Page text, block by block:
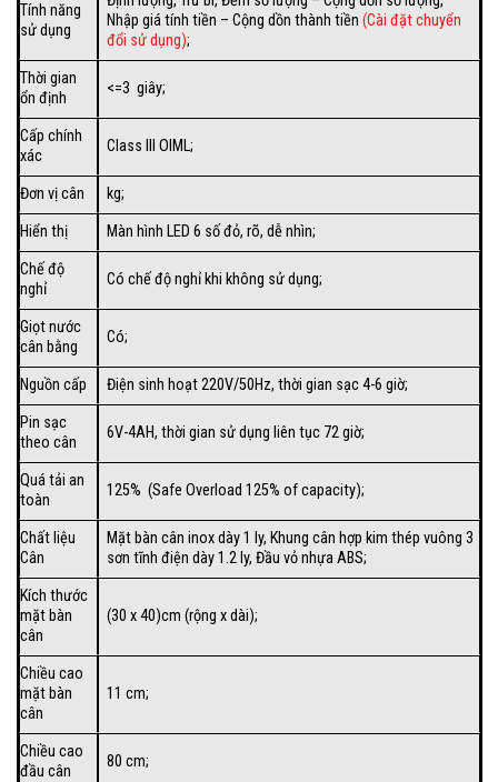
Tính năng
sử dụng
Nhập giá tính tiền – Cộng dồn thành tiền(Cài đặt chuyển
đổi sử dụng);
Thời gian
ổn định
<=3 giây;
Cấp chính
xác
Class III OIML;
Đơn vị cân
kg;
Hiển thị
Màn hình LED 6 số đỏ, rõ, dễ nhìn;
Chế độ
nghỉ
Có chế độ nghỉ khi không sử dụng;
Giọt nước
cân bằng
Có;
Nguồn cấp
Điện sinh hoạt 220V/50Hz, thời gian sạc 4-6 giờ;
Pin sạc
theo cân
6V-4AH, thời gian sử dụng liên tục 72 giờ;
Quá tải an
toàn
125% (Safe Overload 125% of capacity);
Chất liệu
Cân
Mặt bàn cân inox dày 1 ly, Khung cân hợp kim thép vuông 3
sơn tĩnh điện dày 1.2 ly, Đầu vỏ nhựa ABS;
Kích thước
mặt bàn
cân
(30 x 40)cm (rộng x dài);
Chiều cao
mặt bàn
cân
11 cm;
Chiều cao
đầu cân
80 cm;